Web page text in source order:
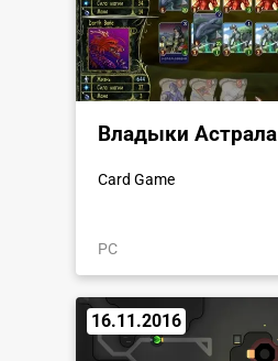
Владыки Астрала
Card Game
PC
16.11.2016